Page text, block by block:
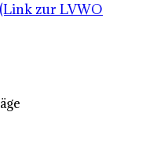
zur LVWO